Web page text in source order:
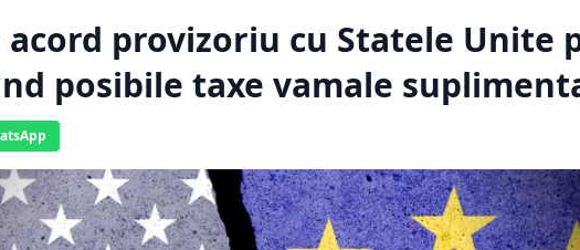
acord provizoriu cu Statele Unite
posibile taxe vamale